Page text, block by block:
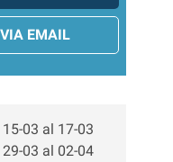
EMAIL
03 al 17-03
03 al 02-04